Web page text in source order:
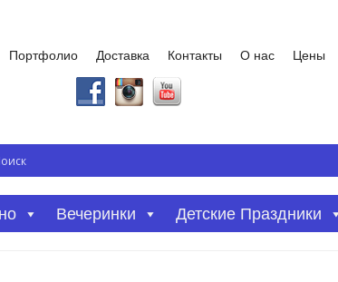
Портфолио Доставка Контакты О нас Цены
Вечеринки Детские Праздники